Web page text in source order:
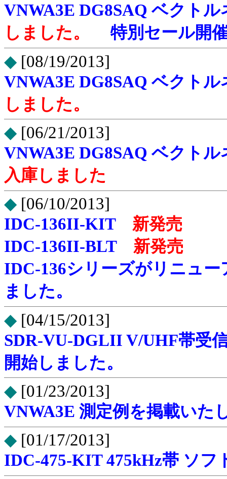
VNWA3E DG8SAQ ベクト
しました。
特別セール開
◆ [08/19/2013]
VNWA3E DG8SAQ ベクト
しました。
◆ [06/21/2013]
VNWA3E DG8SAQ ベクト
入庫しました
◆ [06/10/2013]
IDC-136II-KIT
新発売
IDC-136II-BLT
新発売
IDC-136シリーズがリニュ
ました。
◆ [04/15/2013]
SDR-VU-DGLII V/UHF帯受
開始しました。
◆ [01/23/2013]
VNWA3E 測定例を掲載いた
◆ [01/17/2013]
IDC-475-KIT 475kHz帯 ソフ